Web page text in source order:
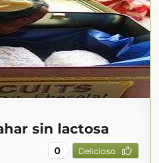
sin lactosa
0 Delicioso